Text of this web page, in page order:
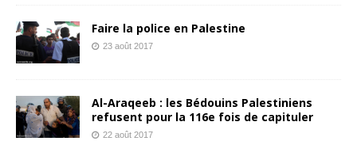
Faire la police en Palestine
23 août 2017
Al-Araqeeb : les Bédouins Palestiniens
refusent pour la 116e fois de capituler
22 août 2017